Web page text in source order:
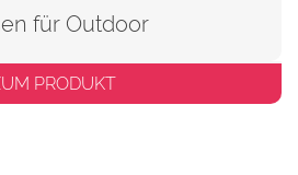
für Outdoor
PRODUKT